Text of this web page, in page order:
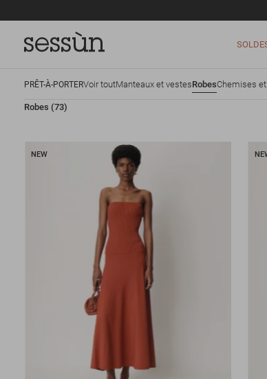
PRÊT-À-PORTERVoir toutManteaux et vestesRobesChemises
Robes (73)
NEW